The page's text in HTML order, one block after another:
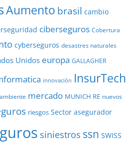
Aumento brasil cambio
ciberseguros Cobertura
cyberseguros desastres naturales
Unidos europa GALLAGHER
innovación InsurTech
mercado MUNICH RE nuevos
riesgos Sector asegurador
siniestros ssn SWISS